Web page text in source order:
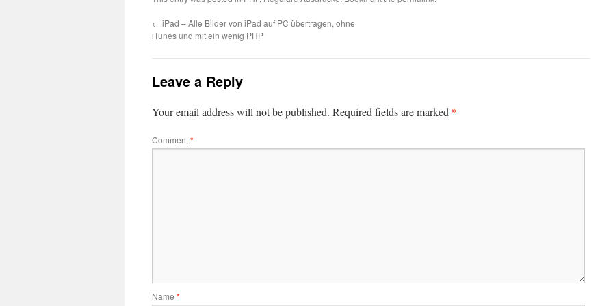
← iPad – Alle Bilder von iPad auf PC übertragen, ohne
iTunes und mit ein wenig PHP
Leave a Reply
Your email address will not be published. Required fields are marked *
Comment*
Name *